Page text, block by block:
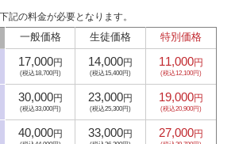
記の料金が必要となります。
一般価格 生徒価格 特別価格
17,000円
(税込18,700円)
14,000円
(税込15,400円)
11,000円
(税込12,100円)
30,000円
(税込33,000円)
23,000円
(税込25,300円)
19,000円
(税込20,900円)
40,000円 33,000円 27,000円